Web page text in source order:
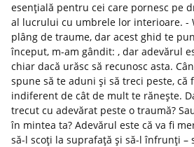
esențială pentru cei care pornesc pe
al lucrului cu umbrele lor interioare. -
plâng de traume, dar acest ghid te
început, m-am gândit: , dar adevărul
chiar dacă urăsc să recunosc asta.
spune să te aduni și să treci peste, că
indiferent de cât de mult te rănește.
trecut cu adevărat peste o traumă?
în mintea ta? Adevărul este că va fi
să-l scoți la suprafață și să-l înfrunți –